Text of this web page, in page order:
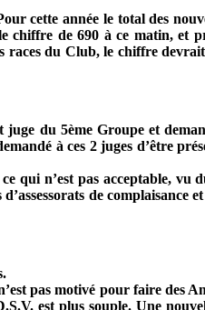
cette année le total des
chiffre de 690 à ce matin, et
races du Club, le chiffre
du 5ème Groupe et
à ces 2 juges d’être
qui n’est pas acceptable, vu
de complaisance
pas motivé pour faire des
est plus souple. Une